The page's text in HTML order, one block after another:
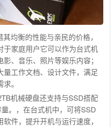
均衡的性能与亲民的价格，
于家庭用户它可以作为台式机
、音乐、照片等娱乐内容；
工作文档、设计文件，满足
。
机械硬盘还支持与SSD搭配
。，在台式机中，可将SSD
件，提升开机与运行速度，